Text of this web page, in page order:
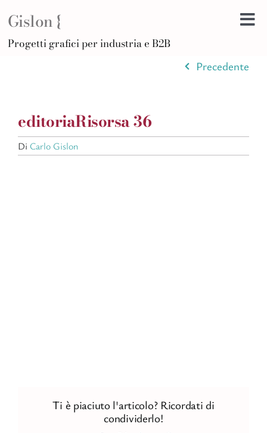
Gislon {
Progetti grafici per industria e B2B
Precedente
editoriaRisorsa 36
Di Carlo Gislon
Ti è piaciuto l'articolo? Ricordati di
condividerlo!